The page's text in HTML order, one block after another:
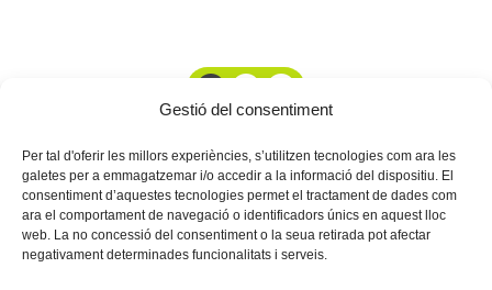
Gestió del consentiment
Per tal d'oferir les millors experiències, s’utilitzen tecnologies com ara les
galetes per a emmagatzemar i/o accedir a la informació del dispositiu. El
consentiment d’aquestes tecnologies permet el tractament de dades com
ara el comportament de navegació o identificadors únics en aquest lloc
web. La no concessió del consentiment o la seua retirada pot afectar
negativament determinades funcionalitats i serveis.